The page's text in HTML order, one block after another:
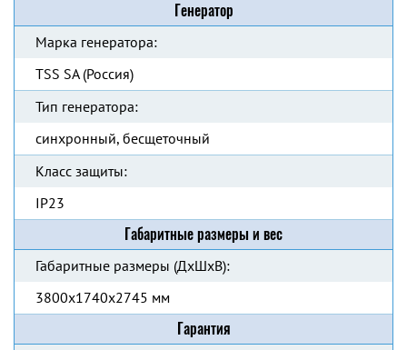
Генератор
Марка генератора:
TSS SA (Россия)
Тип генератора:
синхронный, бесщеточный
Класс защиты:
IP23
Габаритные размеры и вес
Габаритные размеры (ДхШхВ):
3800x1740x2745 мм
Гарантия